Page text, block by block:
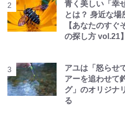
青く美しい「幸
とは？ 身近な場
【あなたのすぐ
の探し方 vol.21】
アユは「怒らせ
アーを追わせて
グ」のオリジナ
る